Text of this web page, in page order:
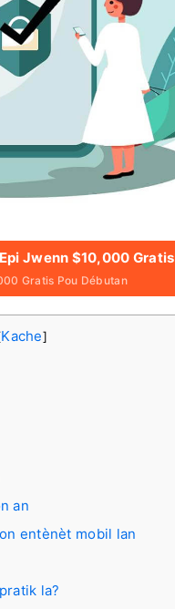
Jwenn $10,000 Gratis
Gratis Pou Débutan
Kache]
an
entènèt mobil lan
la?